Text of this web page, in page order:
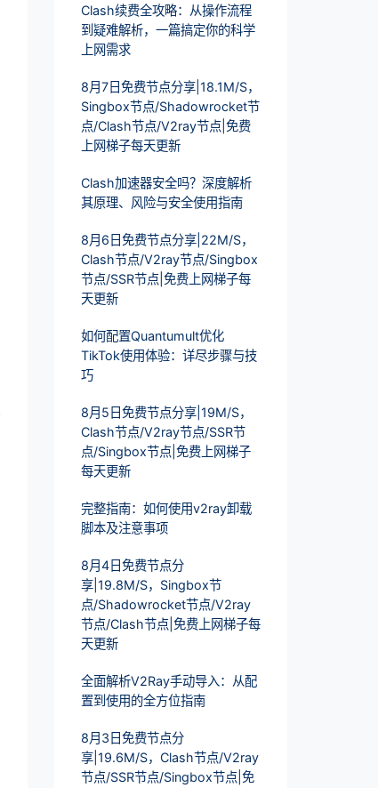
Clash续费全攻略：从操作流程
到疑难解析，一篇搞定你的科学
上网需求
8月7日免费节点分享|18.1M/S，
Singbox节点/Shadowrocket节
点/Clash节点/V2ray节点|免费
上网梯子每天更新
Clash加速器安全吗？深度解析
其原理、风险与安全使用指南
8月6日免费节点分享|22M/S，
Clash节点/V2ray节点/Singbox
节点/SSR节点|免费上网梯子每
天更新
如何配置Quantumult优化
TikTok使用体验：详尽步骤与技
巧
8月5日免费节点分享|19M/S，
Clash节点/V2ray节点/SSR节
点/Singbox节点|免费上网梯子
每天更新
完整指南：如何使用v2ray卸载
脚本及注意事项
8月4日免费节点分
享|19.8M/S，Singbox节
点/Shadowrocket节点/V2ray
节点/Clash节点|免费上网梯子每
天更新
全面解析V2Ray手动导入：从配
置到使用的全方位指南
8月3日免费节点分
享|19.6M/S，Clash节点/V2ray
节点/SSR节点/Singbox节点|免